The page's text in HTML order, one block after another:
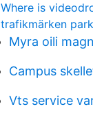
Where is
trafikmärken
Myra oili
Campus
Vts service